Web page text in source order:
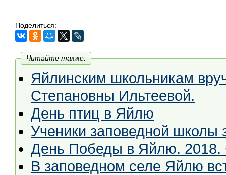
Поделиться:
Читайте также:
Яйлинским школьникам
Степановны Ильтеевой.
День птиц в Яйлю
Ученики заповедной школы
День Победы в Яйлю. 2018.
В заповедном селе Яйлю